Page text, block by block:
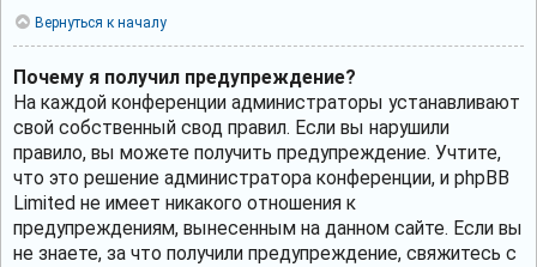
Вернуться к началу
Почему я получил предупреждение?
На каждой конференции администраторы устанавливают
свой собственный свод правил. Если вы нарушили
правило, вы можете получить предупреждение. Учтите,
что это решение администратора конференции, и phpBB
Limited не имеет никакого отношения к
предупреждениям, вынесенным на данном сайте. Если вы
не знаете, за что получили предупреждение, свяжитесь с